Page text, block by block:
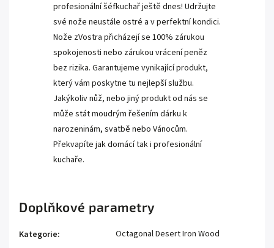
profesionální šéfkuchař ještě dnes! Udržujte
své nože neustále ostré a v perfektní kondici.
Nože zVostra přicházejí se 100% zárukou
spokojenosti nebo zárukou vrácení peněz
bez rizika. Garantujeme vynikající produkt,
který vám poskytne tu nejlepší službu.
Jakýkoliv nůž, nebo jiný produkt od nás se
může stát moudrým řešením dárku k
narozeninám, svatbě nebo Vánocům.
Překvapíte jak domácí tak i profesionální
kuchaře.
Doplňkové parametry
Kategorie:
Octagonal Desert Iron Wood